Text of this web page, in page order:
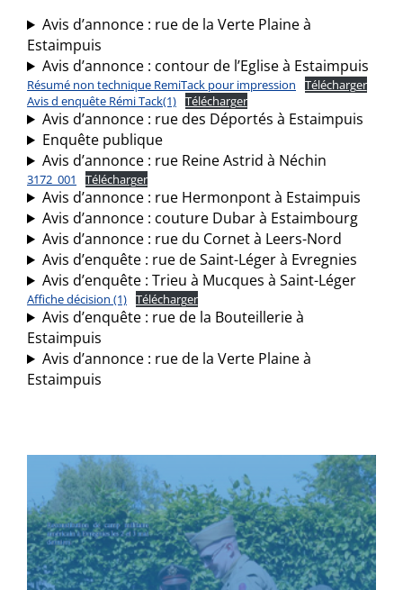
Avis d’annonce : rue de la Verte Plaine à
Estaimpuis
Avis d’annonce : contour de l’Eglise à Estaimpuis
Résumé non technique RemiTack pour impression
Télécharger
Avis d enquête Rémi Tack(1) Télécharger
Avis d’annonce : rue des Déportés à Estaimpuis
Enquête publique
Avis d’annonce : rue Reine Astrid à Néchin
3172_001 Télécharger
Avis d’annonce : rue Hermonpont à Estaimpuis
Avis d’annonce : couture Dubar à Estaimbourg
Avis d’annonce : rue du Cornet à Leers-Nord
Avis d’enquête : rue de Saint-Léger à Evregnies
Avis d’enquête : Trieu à Mucques à Saint-Léger
Affiche décision (1) Télécharger
Avis d’enquête : rue de la Bouteillerie à
Estaimpuis
Avis d’annonce : rue de la Verte Plaine à
Estaimpuis